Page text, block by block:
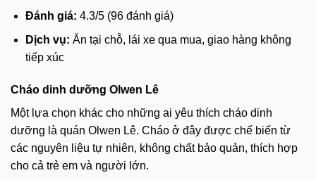
Đánh giá: 4.3/5 (96 đánh giá)
Dịch vụ: Ăn tại chỗ, lái xe qua mua, giao hàng không
tiếp xúc
Cháo dinh dưỡng Olwen Lê
Một lựa chọn khác cho những ai yêu thích cháo dinh
dưỡng là quán Olwen Lê. Cháo ở đây được chế biến từ
các nguyên liệu tự nhiên, không chất bảo quản, thích hợp
cho cả trẻ em và người lớn.